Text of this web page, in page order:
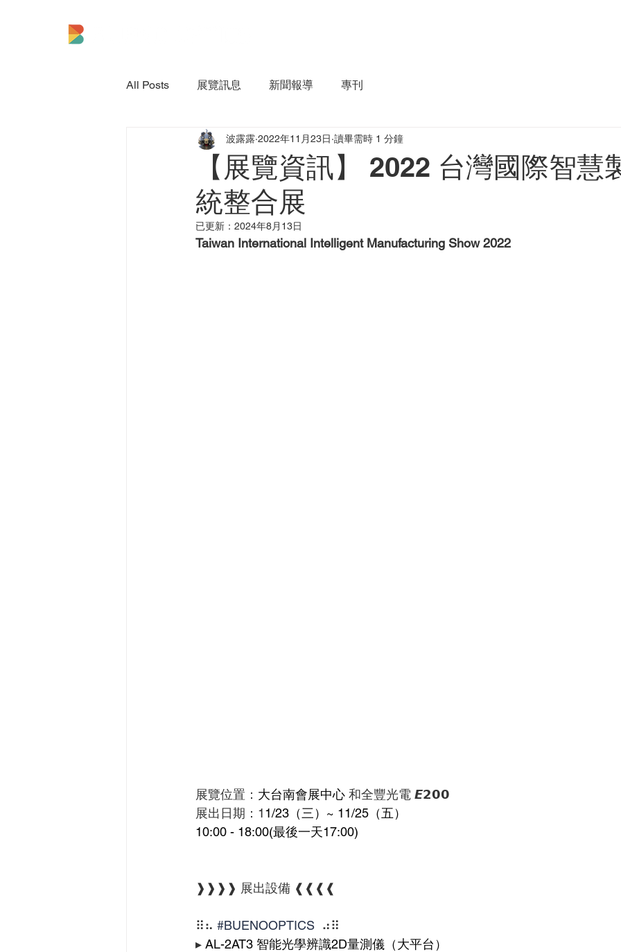
All Posts 展覽訊息 新聞報導 專刊
【展覽資訊】 2022 台灣國際智慧
統整合展
波露露 2022年11月23日 讀畢需時 1 分鐘
已更新： 2024年8月13日
Taiwan International Intelligent Manufacturing Show 2022
展覽位置： 大台南會展中心 和全豐光電 𝙀𝟮𝟬𝟬
展出日期：11/23（三）~ 11/25（五）
10:00 - 18:00(最後一天17:00)
❱❱❱❱ 展出設備 ❰❰❰❰
⠿⠦ #BUENOOPTICS ⠴⠿
▸ AL-2AT3 智能光學辨識2D量測儀（大平台）